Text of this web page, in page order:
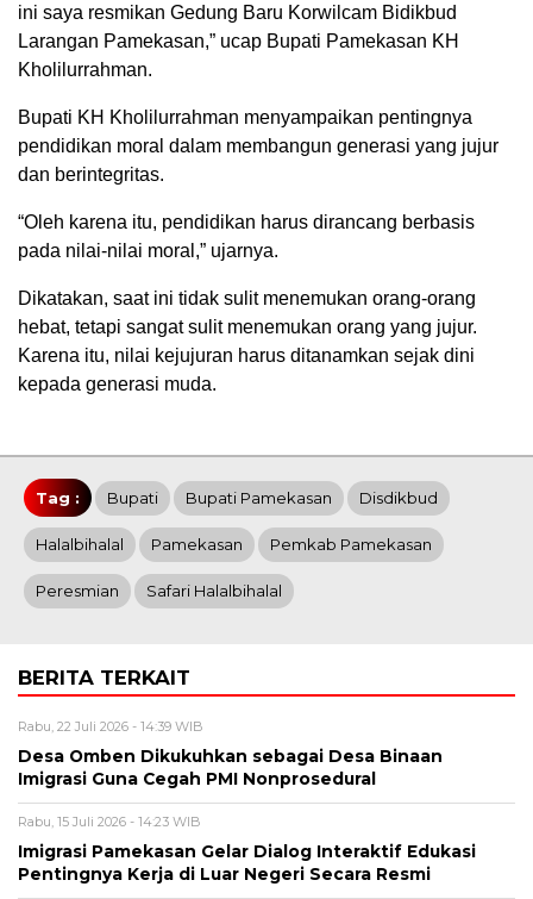
ini saya resmikan Gedung Baru Korwilcam Bidikbud
Larangan Pamekasan,” ucap Bupati Pamekasan KH
Kholilurrahman.
Bupati KH Kholilurrahman menyampaikan pentingnya
pendidikan moral dalam membangun generasi yang jujur
dan berintegritas.
“Oleh karena itu, pendidikan harus dirancang berbasis
pada nilai-nilai moral,” ujarnya.
Dikatakan, saat ini tidak sulit menemukan orang-orang
hebat, tetapi sangat sulit menemukan orang yang jujur.
Karena itu, nilai kejujuran harus ditanamkan sejak dini
kepada generasi muda.
Tag : Bupati Bupati Pamekasan Disdikbud
Halalbihalal Pamekasan Pemkab Pamekasan
Peresmian Safari Halalbihalal
BERITA TERKAIT
Rabu, 22 Juli 2026 - 14:39 WIB
Desa Omben Dikukuhkan sebagai Desa Binaan
Imigrasi Guna Cegah PMI Nonprosedural
Rabu, 15 Juli 2026 - 14:23 WIB
Imigrasi Pamekasan Gelar Dialog Interaktif Edukasi
Pentingnya Kerja di Luar Negeri Secara Resmi